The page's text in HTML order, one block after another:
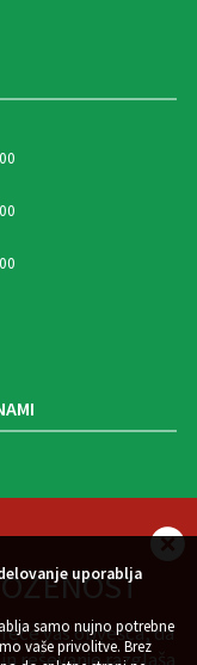
vas obvešča, da
reševanje razglaša
uporablja
samo nujno potrebne
vaše privolitve. Brez